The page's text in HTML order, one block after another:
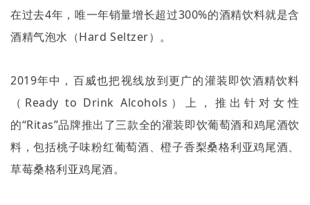
在过去4年，唯一年销量增长超过300%的酒精饮料就是含
酒精气泡水（Hard Seltzer）。
2019年中，百威也把视线放到更广的灌装即饮酒精饮料
（ Ready to Drink Alcohols ）上，推出针对女性
的“Ritas”品牌推出了三款全的灌装即饮葡萄酒和鸡尾酒饮
料，包括桃子味粉红葡萄酒、橙子香梨桑格利亚鸡尾酒、
草莓桑格利亚鸡尾酒。